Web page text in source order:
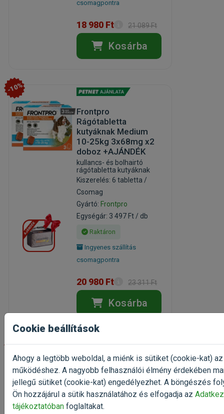
csomagpontra
18 980 Ft 21 089 Ft
Kosárba
-10%
Frontpro
Rágótabletta
kutyáknak Medium
10-25kg 3x68mg x2
doboz +AJÁNDÉK
kullancs- és bolhairtó
rágótabletta kutyáknak
Kiszerelés: 6 tabletta /
Csomag
Gyártó: Frontpro
Egységár: 3 497 Ft / db
Raktáron
Ingyenes szállítás
csomagpontra
20 980 Ft 23 311 Ft
Kosárba
-10%
Frontpro
Rágótabletta
kutyáknak Large 25-
50kg 3x136mg x2
doboz +AJÁNDÉK
Cookie beállítások
Ahogy a legtöbb weboldal, a miénk is sütiket (cookie-kat)
működéshez. A nagyobb felhasználói élmény érdekében
jellegű sütiket (cookie-kat) engedélyezhet. A böngészés
Ön hozzájárul a sütik használatához és elfogadja az
tájékoztatóban foglaltakat.